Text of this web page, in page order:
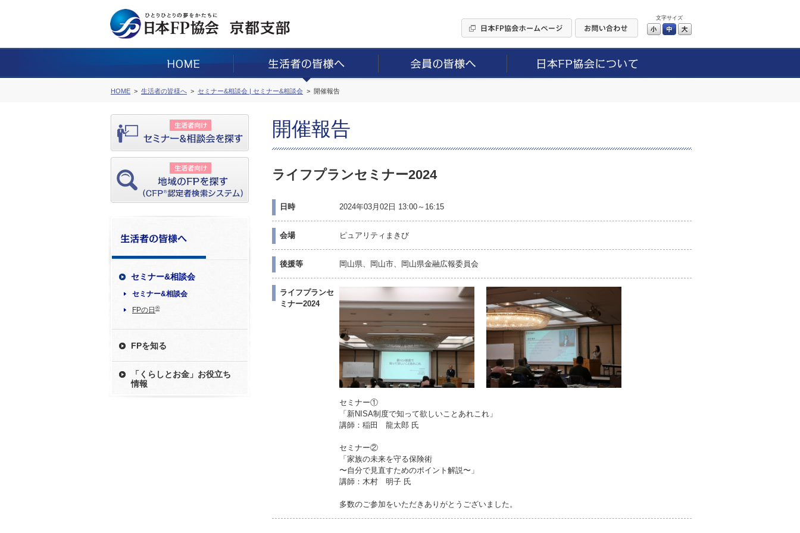
文字サイズ
小 中
HOME 生活者の皆様へ セミナー&相談会 | セミナー&相談会 開催報告
セミナー&相談会
セミナー&相談会
FPの日 ®
FPを知る
「くらしとお金」お役立ち
情報
開催報告
ライフプランセミナー2024
日時 2024年03月02日 13:00～16:15
会場 ピュアリティまきび
後援等 岡山県、岡山市、岡山県金融広報委員会
ライフプランセ
ミナー2024
セミナー①
「新NISA制度で知って欲しいことあれこれ」
講師：稲田 龍太郎 氏
セミナー②
「家族の未来を守る保険術
〜自分で見直すためのポイント解説〜」
講師：木村 明子 氏
多数のご参加をいただきありがとうございました。